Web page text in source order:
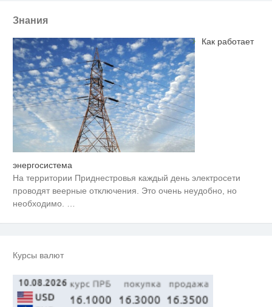
Знания
Как работает
энергосистема
На территории Приднестровья каждый день электросети
проводят веерные отключения. Это очень неудобно, но
необходимо.
Курсы валют
Этот танец невесты оставит вас
без слов! Пересмотрела 10 раз